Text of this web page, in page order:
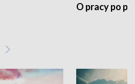
O pracy po